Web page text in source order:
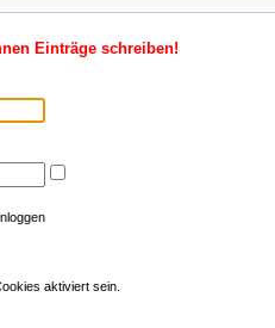
Einträge schreiben!
aktiviert sein.